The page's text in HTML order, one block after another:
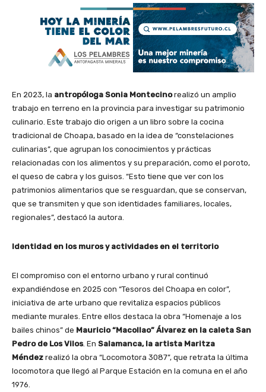
En 2023, la antropóloga Sonia Montecinorealizó un amplio
trabajo en terreno en la provincia para investigar su patrimonio
culinario. Este trabajo dio origen a un libro sobre la cocina
tradicional de Choapa, basado en la idea de “constelaciones
culinarias”, que agrupan los conocimientos y prácticas
relacionadas con los alimentos y su preparación, como el poroto,
el queso de cabra y los guisos. “Esto tiene que ver con los
patrimonios alimentarios que se resguardan, que se conservan,
que se transmiten y que son identidades familiares, locales,
regionales”, destacó la autora.
Identidad en los muros y actividades en el territorio
El compromiso con el entorno urbano y rural continuó
expandiéndose en 2025 con “Tesoros del Choapa en color”,
iniciativa de arte urbano que revitaliza espacios públicos
mediante murales. Entre ellos destaca la obra “Homenaje a los
bailes chinos” de Mauricio “Macollao” Álvarez en la caleta San
Pedro de Los Vilos. En Salamanca, la artista Maritza
Méndez realizó la obra “Locomotora 3087”, que retrata la última
locomotora que llegó al Parque Estación en la comuna en el año
1976.